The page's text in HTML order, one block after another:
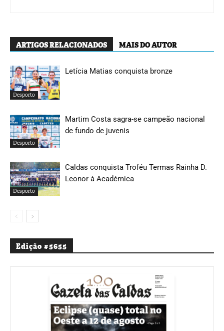
ARTIGOS RELACIONADOS MAIS DO AUTOR
Desporto
Letícia Matias conquista bronze
Desporto
Martim Costa sagra-se campeão nacional
de fundo de juvenis
Desporto
Caldas conquista Troféu Termas Rainha D.
Leonor à Académica
Edição #5655